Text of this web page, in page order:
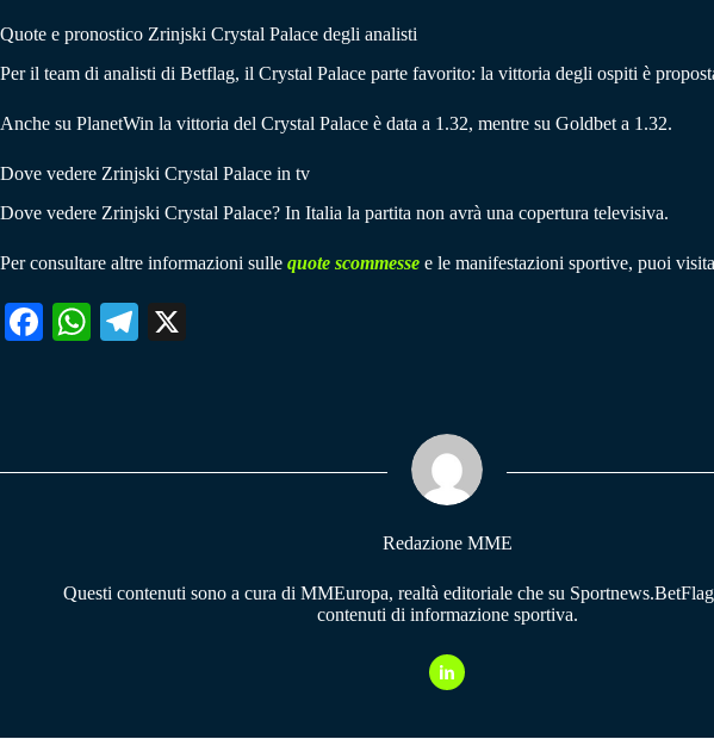
Quote e pronostico Zrinjski Crystal Palace degli analisti
Per il team di analisti di Betflag, il Crystal Palace parte favorito: la vittoria degli ospiti è
Anche su PlanetWin la vittoria del Crystal Palace è data a 1.32, mentre su Goldbet a 1.32.
Dove vedere Zrinjski Crystal Palace in tv
Dove vedere Zrinjski Crystal Palace? In Italia la partita non avrà una copertura televisiva.
Per consultare altre informazioni sulle quote scommesse e le manifestazioni sportive, puoi
Fa W
pp
Te
m
Redazione MME
Questi contenuti sono a cura di MMEuropa, realtà editoriale che su
contenuti di informazione sportiva.